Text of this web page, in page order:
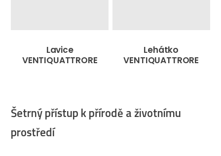
Lavice
VENTIQUATTRORE
Lehátko
VENTIQUATTRORE
Šetrný přístup k přírodě a životnímu
prostředí